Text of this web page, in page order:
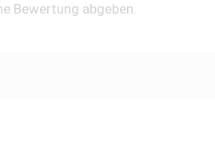
Bewertung abgeben.